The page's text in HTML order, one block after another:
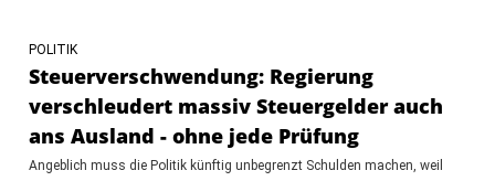
POLITIK
Steuerverschwendung: Regierung
verschleudert massiv Steuergelder auch
ans Ausland - ohne jede Prüfung
Angeblich muss die Politik künftig unbegrenzt Schulden machen, weil